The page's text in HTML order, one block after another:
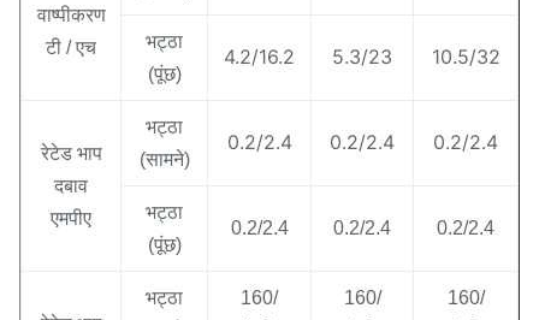
वाष्पीकरण
टी / एच
भट्ठा
(पूंछ)
4.2/16.2 5.3/23 10.5/32
रेटेड भाप
दबाव
एमपीए
भट्ठा
(सामने)
0.2/2.4 0.2/2.4 0.2/2.4
भट्ठा
(पूंछ)
0.2/2.4 0.2/2.4 0.2/2.4
भट्ठा
160/
160/
160/